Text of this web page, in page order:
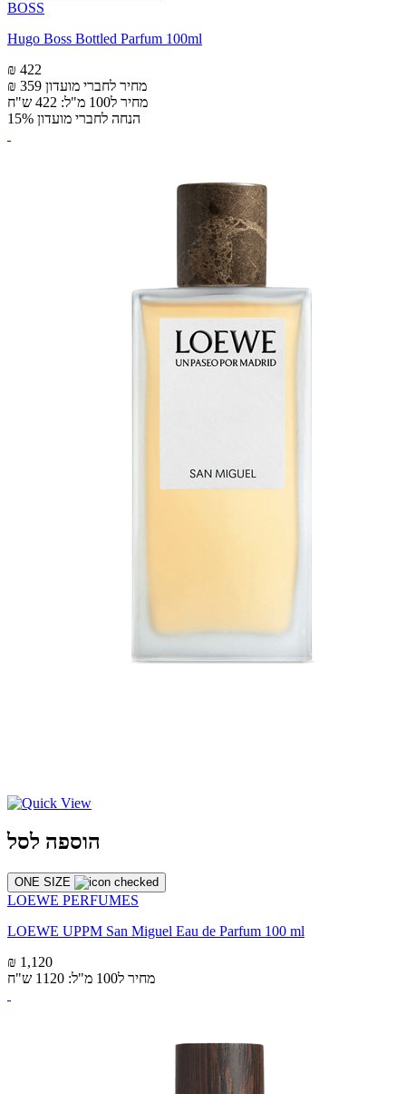
BOSS
Hugo Boss Bottled Parfum 100ml
₪ 422
₪ 359 מחיר לחברי מועדון
מחיר ל100 מ"ל: 422 ש"ח
הנחה לחברי מועדון 15%
הוספה לסל
ONE SIZE
LOEWE PERFUMES
LOEWE UPPM San Miguel Eau de Parfum 100 ml
₪ 1,120
מחיר ל100 מ"ל: 1120 ש"ח